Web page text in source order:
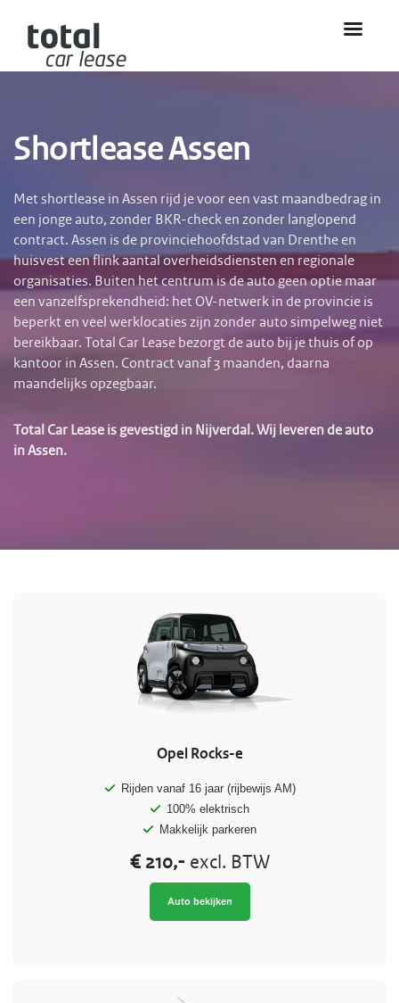
Shortlease Assen
Met shortlease in Assen rijd je voor een vast maandbedrag in
een jonge auto, zonder BKR-check en zonder langlopend
contract. Assen is de provinciehoofdstad van Drenthe en
huisvest een flink aantal overheidsdiensten en regionale
organisaties. Buiten het centrum is de auto geen optie maar
een vanzelfsprekendheid: het OV-netwerk in de provincie is
beperkt en veel werklocaties zijn zonder auto simpelweg niet
bereikbaar. Total Car Lease bezorgt de auto bij je thuis of op
kantoor in Assen. Contract vanaf 3 maanden, daarna
maandelijks opzegbaar.
Total Car Lease is gevestigd in Nijverdal. Wij leveren de auto
in Assen.
Opel Rocks-e
Rijden vanaf 16 jaar (rijbewijs AM)
100% elektrisch
Makkelijk parkeren
€ 210,- excl. BTW
Auto bekijken